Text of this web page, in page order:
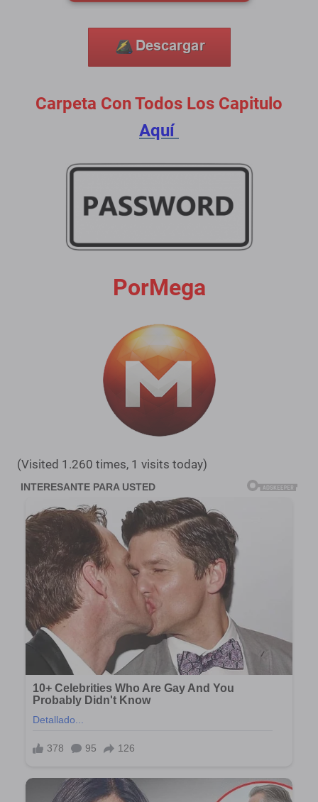
Carpeta Con Todos Los Capitulo
Aquí
PorMega
(Visited 1.260 times, 1 visits today)